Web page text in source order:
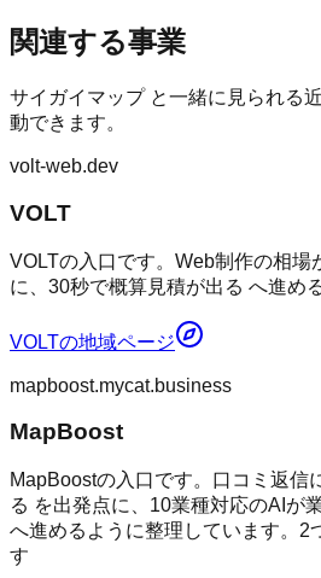
関連する事業
サイガイマップと一緒に見られる
動できます。
volt-web.dev
VOLT
VOLTの入口です。Web制作の相場
に、30秒で概算見積が出る へ進め
VOLTの地域ページ
mapboost.mycat.business
MapBoost
MapBoostの入口です。口コミ返信
る を出発点に、10業種対応のAIが
へ進めるように整理しています。2
す